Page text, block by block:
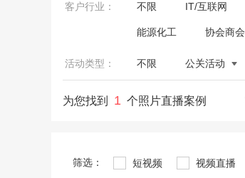
客户行业： 不限 IT/互联网
能源化工 协会商会
活动类型： 不限 公关活动
为您找到 1 个照片直播案例
筛选： 短视频 视频直播